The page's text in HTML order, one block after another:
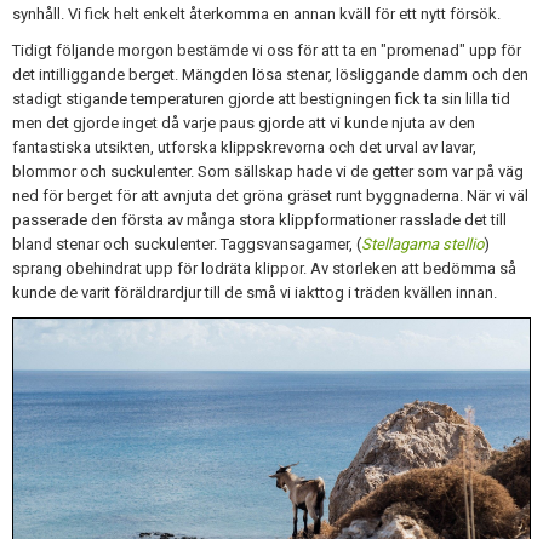
synhåll. Vi fick helt enkelt återkomma en annan kväll för ett nytt försök.
Tidigt följande morgon bestämde vi oss för att ta en "promenad" upp för
det intilliggande berget. Mängden lösa stenar, lösliggande damm och den
stadigt stigande temperaturen gjorde att bestigningen fick ta sin lilla tid
men det gjorde inget då varje paus gjorde att vi kunde njuta av den
fantastiska utsikten, utforska klippskrevorna och det urval av lavar,
blommor och suckulenter. Som sällskap hade vi de getter som var på väg
ned för berget för att avnjuta det gröna gräset runt byggnaderna. När vi väl
passerade den första av många stora klippformationer rasslade det till
bland stenar och suckulenter. Taggsvansagamer, (Stellagama stellio)
sprang obehindrat upp för lodräta klippor. Av storleken att bedömma så
kunde de varit föräldrardjur till de små vi iakttog i träden kvällen innan.